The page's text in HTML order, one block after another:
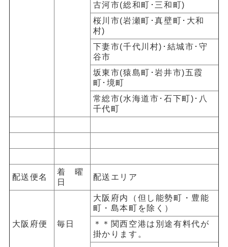
古河市(総和町･三和町)
桜川市(岩瀬町･真壁町･大和
村)
下妻市(千代川村) ･結城市･守
谷市
坂東市(猿島町･岩井市)五霞
町･境町
常総市(水海道市･石下町)･八
千代町
配送便名
着 曜
日
配送エリア
大阪府便 毎日
大阪府内（但し能勢町・豊能
町・島本町を除く）
＊＊関西空港は別途有料代が
掛かります。